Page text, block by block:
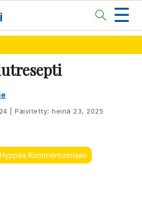
☰
Päivitetty:heinä 23, 2025
Hyppää Kommentoimaan